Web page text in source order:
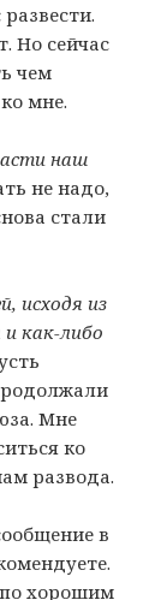
Но сейчас
чем
мне.
наш
не надо,
стали
исходя из
как-либо
Мне
ко
развода.
в
хорошим